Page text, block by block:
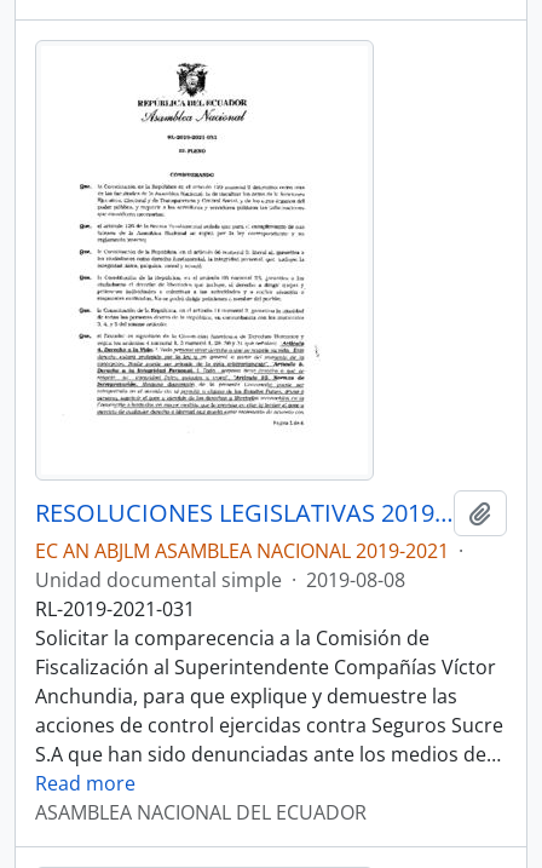
RESOLUCIONES LEGISLATIVAS 2019-2021
EC AN ABJLM ASAMBLEA NACIONAL 2019-2021 ·
Unidad documental simple · 2019-08-08
RL-2019-2021-031
Solicitar la comparecencia a la Comisión de
Fiscalización al Superintendente Compañías Víctor
Anchundia, para que explique y demuestre las
acciones de control ejercidas contra Seguros Sucre
S.A que han sido denunciadas ante los medios de…
Read more
ASAMBLEA NACIONAL DEL ECUADOR